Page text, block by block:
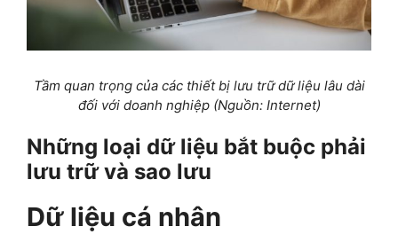
Tầm quan trọng của các thiết bị lưu trữ dữ liệu lâu dài
đối với doanh nghiệp (Nguồn: Internet)
Những loại dữ liệu bắt buộc phải
lưu trữ và sao lưu
Dữ liệu cá nhân